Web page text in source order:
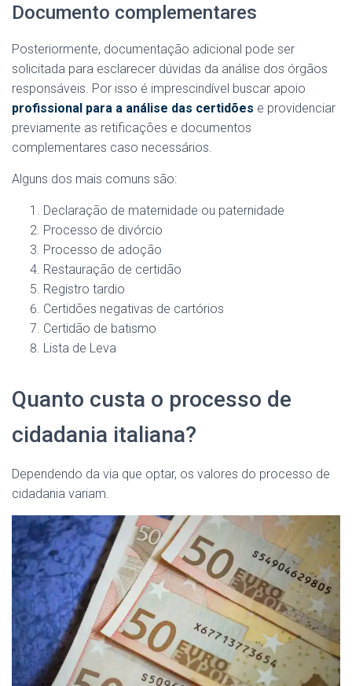
Documento complementares
Posteriormente, documentação adicional pode ser
solicitada para esclarecer dúvidas da análise dos órgãos
responsáveis. Por isso é imprescindível buscar apoio
profissional para a análise das certidões e providenciar
previamente as retificações e documentos
complementares caso necessários.
Alguns dos mais comuns são:
Declaração de maternidade ou paternidade
Processo de divórcio
Processo de adoção
Restauração de certidão
Registro tardio
Certidões negativas de cartórios
Certidão de batismo
Lista de Leva
Quanto custa o processo de
cidadania italiana?
Dependendo da via que optar, os valores do processo de
cidadania variam.